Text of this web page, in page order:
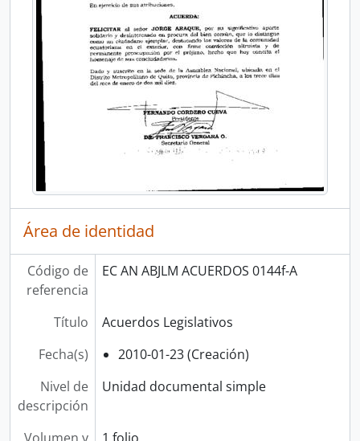
Área de identidad
Código de
referencia
EC AN ABJLM ACUERDOS 0144f-A
Título
Acuerdos Legislativos
Fecha(s)
2010-01-23 (Creación)
Nivel de
descripción
Unidad documental simple